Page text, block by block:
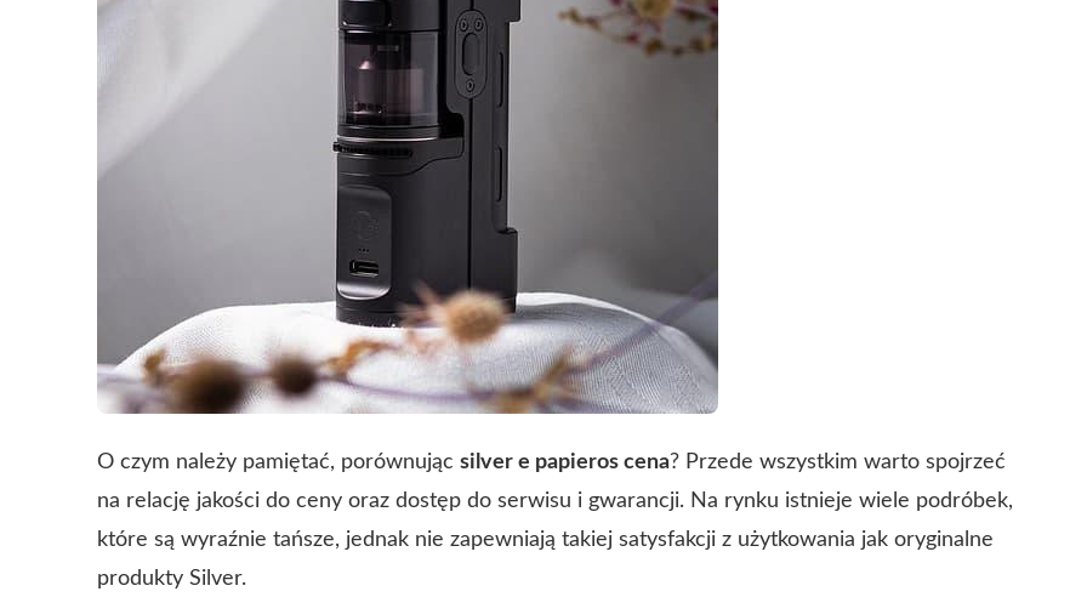
O czym należy pamiętać, porównując silver e papieros cena? Przede wszystkim warto spojrzeć
na relację jakości do ceny oraz dostęp do serwisu i gwarancji. Na rynku istnieje wiele podróbek,
które są wyraźnie tańsze, jednak nie zapewniają takiej satysfakcji z użytkowania jak oryginalne
produkty Silver.